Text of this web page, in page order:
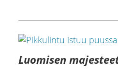
Luomisen